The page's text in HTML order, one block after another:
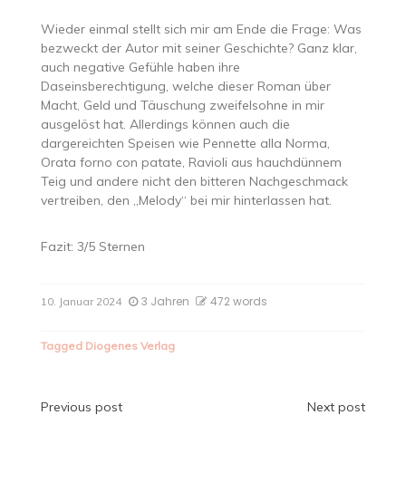
Wieder einmal stellt sich mir am Ende die Frage: Was
bezweckt der Autor mit seiner Geschichte? Ganz klar,
auch negative Gefühle haben ihre
Daseinsberechtigung, welche dieser Roman über
Macht, Geld und Täuschung zweifelsohne in mir
ausgelöst hat. Allerdings können auch die
dargereichten Speisen wie Pennette alla Norma,
Orata forno con patate, Ravioli aus hauchdünnem
Teig und andere nicht den bitteren Nachgeschmack
vertreiben, den „Melody“ bei mir hinterlassen hat.
Fazit: 3/5 Sternen
10. Januar 2024 3 Jahren 472 words
Tagged Diogenes Verlag
Beitragsnavigation
Previous post Next post